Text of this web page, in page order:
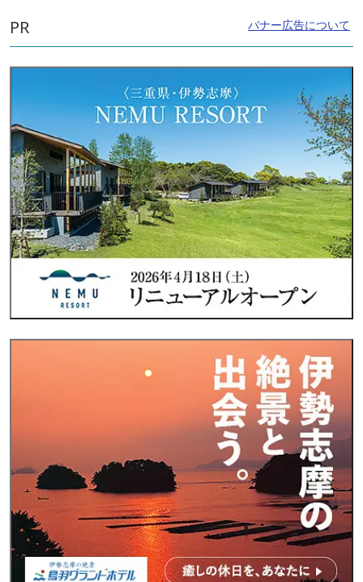
PR バナー広告について